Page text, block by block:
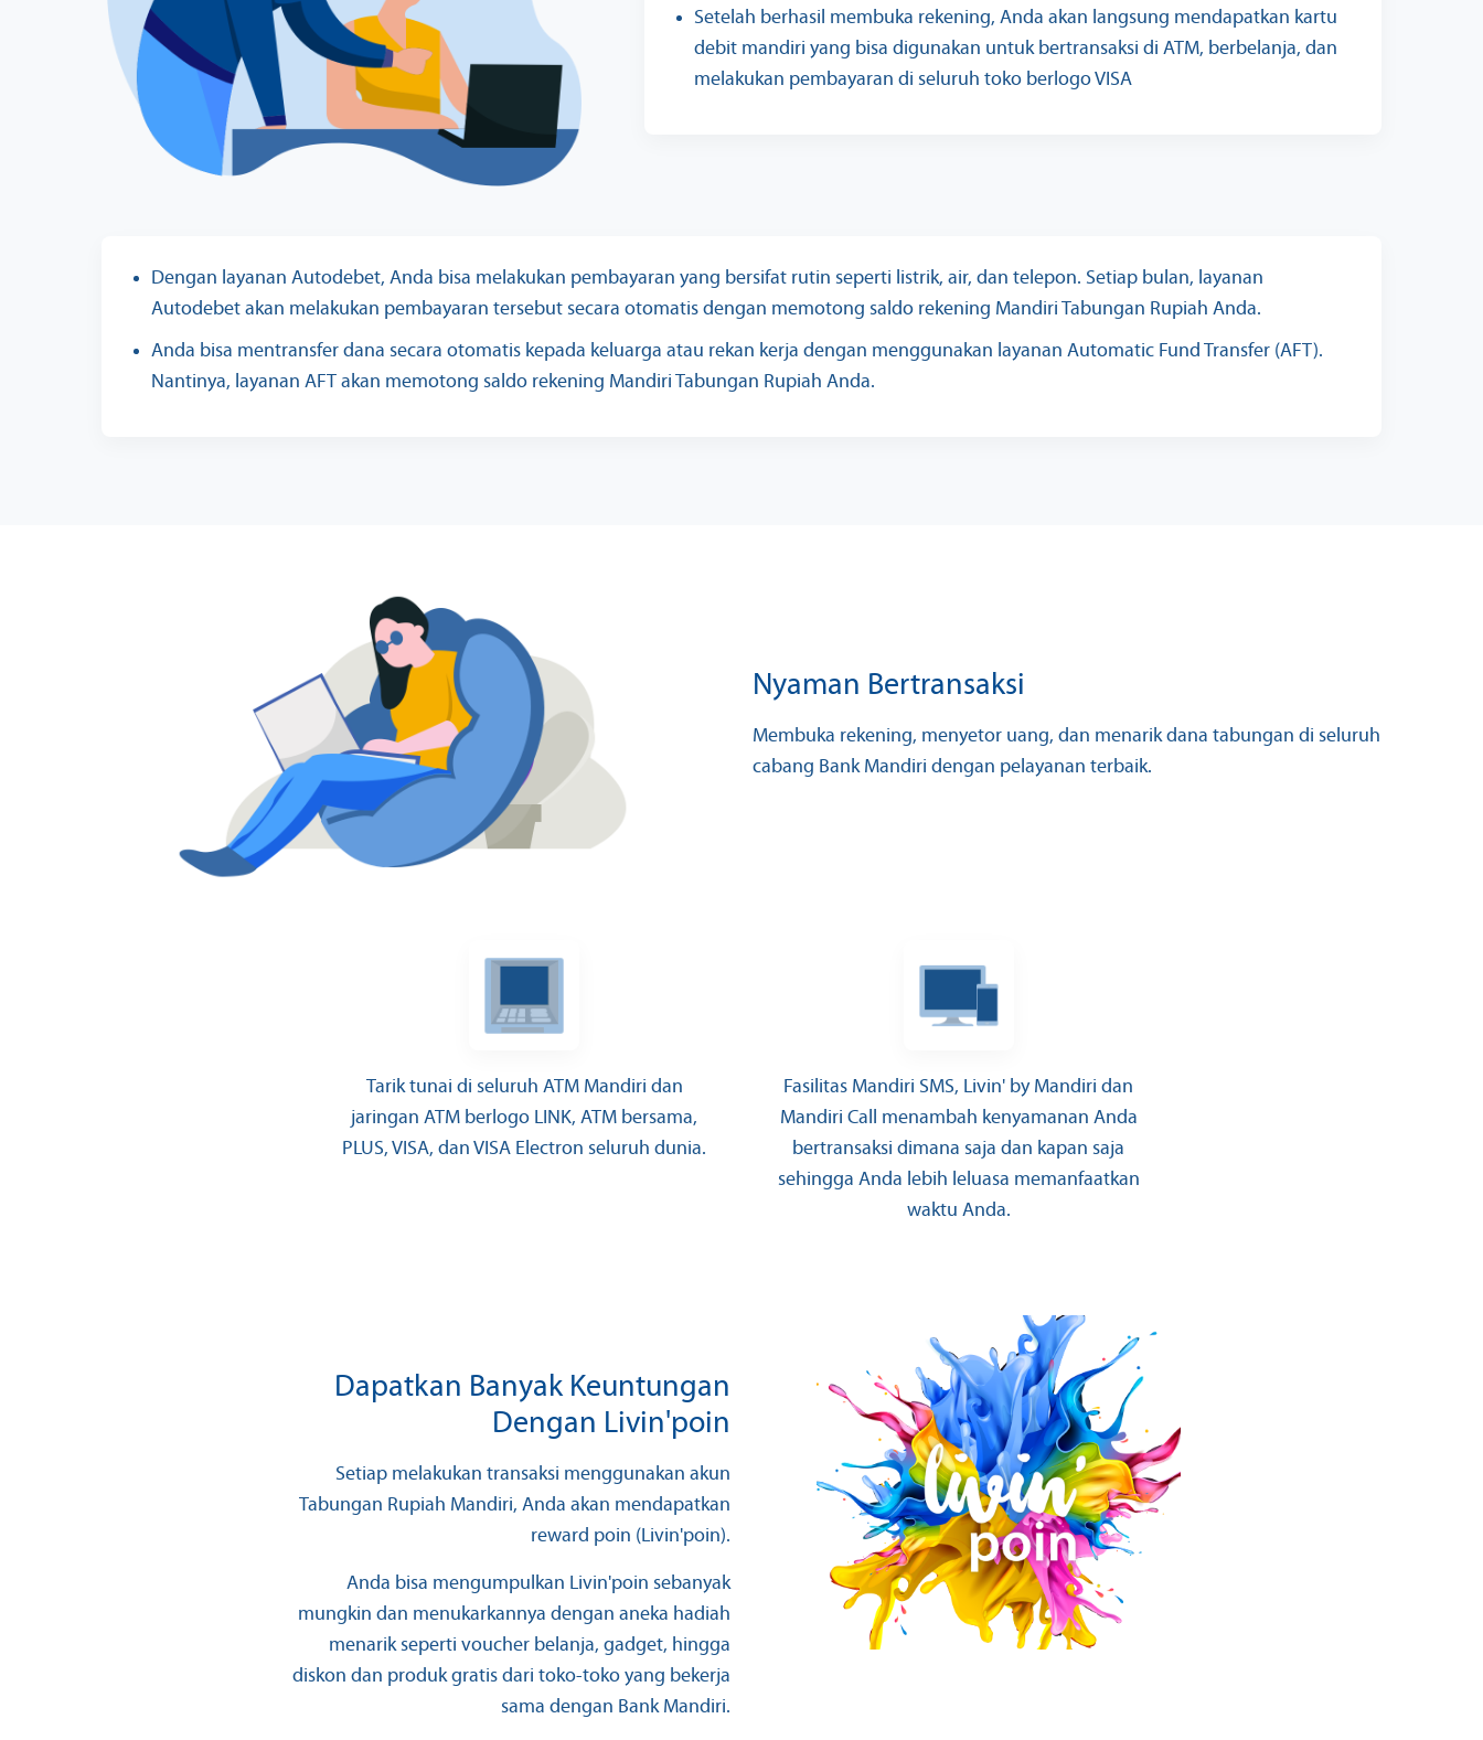
Setelah berhasil membuka rekening, Anda akan langsung mendapatkan kartu
debit mandiri yang bisa digunakan untuk bertransaksi di ATM, berbelanja, dan
melakukan pembayaran di seluruh toko berlogo VISA
Dengan layanan Autodebet, Anda bisa melakukan pembayaran yang bersifat rutin seperti listrik, air, dan telepon. Setiap bulan, layanan
Autodebet akan melakukan pembayaran tersebut secara otomatis dengan memotong saldo rekening Mandiri Tabungan Rupiah Anda.
Anda bisa mentransfer dana secara otomatis kepada keluarga atau rekan kerja dengan menggunakan layanan Automatic Fund Transfer (AFT).
Nantinya, layanan AFT akan memotong saldo rekening Mandiri Tabungan Rupiah Anda.
Nyaman Bertransaksi
Membuka rekening, menyetor uang, dan menarik dana tabungan di seluruh
cabang Bank Mandiri dengan pelayanan terbaik.
Tarik tunai di seluruh ATM Mandiri dan
jaringan ATM berlogo LINK, ATM bersama,
PLUS, VISA, dan VISA Electron seluruh dunia.
Fasilitas Mandiri SMS, Livin' by Mandiri dan
Mandiri Call menambah kenyamanan Anda
bertransaksi dimana saja dan kapan saja
sehingga Anda lebih leluasa memanfaatkan
waktu Anda.
Dapatkan Banyak Keuntungan
Dengan Livin'poin
Setiap melakukan transaksi menggunakan akun
Tabungan Rupiah Mandiri, Anda akan mendapatkan
reward poin (Livin'poin).
Anda bisa mengumpulkan Livin'poin sebanyak
mungkin dan menukarkannya dengan aneka hadiah
menarik seperti voucher belanja, gadget, hingga
diskon dan produk gratis dari toko-toko yang bekerja
sama dengan Bank Mandiri.